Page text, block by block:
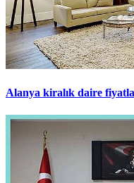
Alanya kiralık daire